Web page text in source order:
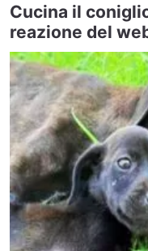
Cucina il
reazione del